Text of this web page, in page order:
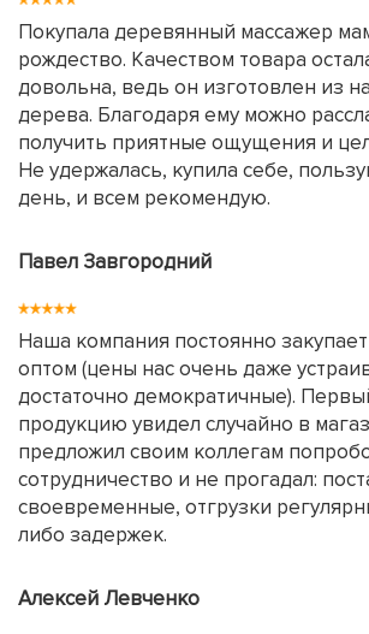
Покупала деревянный массажер
рождество. Качеством товара
довольна, ведь он изготовлен из
дерева. Благодаря ему можно
получить приятные ощущения и
Не удержалась, купила себе,
день, и всем рекомендую.
Павел Завгородний
Наша компания постоянно
оптом (цены нас очень даже
достаточно демократичные).
продукцию увидел случайно в
предложил своим коллегам
сотрудничество и не прогадал:
своевременные, отгрузки
либо задержек.
Алексей Левченко